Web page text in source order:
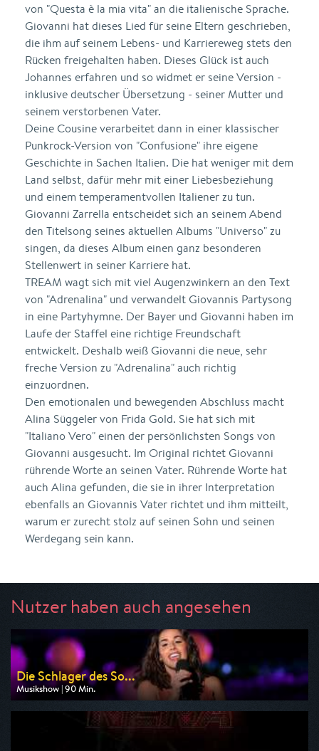
von "Questa è la mia vita" an die italienische Sprache.
Giovanni hat dieses Lied für seine Eltern geschrieben,
die ihm auf seinem Lebens- und Karriereweg stets den
Rücken freigehalten haben. Dieses Glück ist auch
Johannes erfahren und so widmet er seine Version -
inklusive deutscher Übersetzung - seiner Mutter und
seinem verstorbenen Vater.
Deine Cousine verarbeitet dann in einer klassischer
Punkrock-Version von "Confusione" ihre eigene
Geschichte in Sachen Italien. Die hat weniger mit dem
Land selbst, dafür mehr mit einer Liebesbeziehung
und einem temperamentvollen Italiener zu tun.
Giovanni Zarrella entscheidet sich an seinem Abend
den Titelsong seines aktuellen Albums "Universo" zu
singen, da dieses Album einen ganz besonderen
Stellenwert in seiner Karriere hat.
TREAM wagt sich mit viel Augenzwinkern an den Text
von "Adrenalina" und verwandelt Giovannis Partysong
in eine Partyhymne. Der Bayer und Giovanni haben im
Laufe der Staffel eine richtige Freundschaft
entwickelt. Deshalb weiß Giovanni die neue, sehr
freche Version zu "Adrenalina" auch richtig
einzuordnen.
Den emotionalen und bewegenden Abschluss macht
Alina Süggeler von Frida Gold. Sie hat sich mit
"Italiano Vero" einen der persönlichsten Songs von
Giovanni ausgesucht. Im Original richtet Giovanni
rührende Worte an seinen Vater. Rührende Worte hat
auch Alina gefunden, die sie in ihrer Interpretation
ebenfalls an Giovannis Vater richtet und ihm mitteilt,
warum er zurecht stolz auf seinen Sohn und seinen
Werdegang sein kann.
Nutzer haben auch angesehen
Die Schlager des So...
Musikshow | 90 Min.
Ausgestrahlt von MDR
am 14.08.2026, 20:15